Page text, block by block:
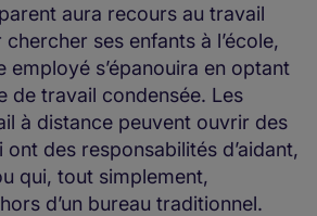
aura recours au travail
ses enfants à l’école,
employé s’épanouira en optant
de travail condensée. Les
à distance peuvent ouvrir des
des responsabilités d’aidant,
qui, tout simplement,
d’un bureau traditionnel.